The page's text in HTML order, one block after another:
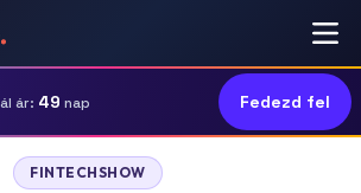
ár: 49 nap Fedezd fel
| FINTECHSHOW